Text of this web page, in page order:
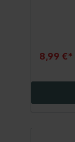
8,99 €*